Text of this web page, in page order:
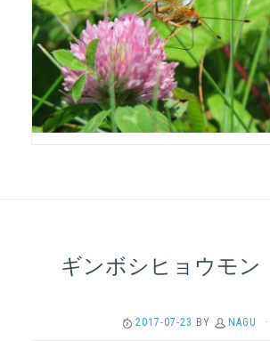
ギンボシヒョウモン
2017-07-23 BY NAGU ·